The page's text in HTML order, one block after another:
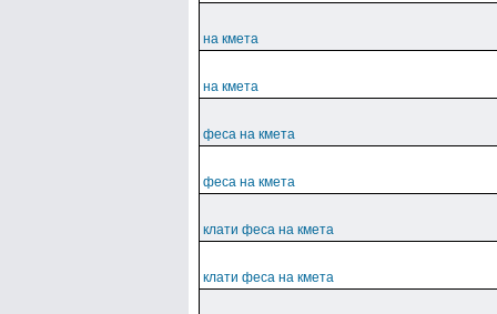
на кмета
на кмета
феса на кмета
феса на кмета
клати феса на кмета
клати феса на кмета